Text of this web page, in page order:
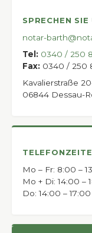
SPRECHEN SIE
notar-
Tel: 0340 / 250
Fax: 0340 / 250
Kavalierstraße
06844 Dessau-
Mo – Fr: 8:00 –
Mo + Di: 14:00 –
Do: 14:00 –